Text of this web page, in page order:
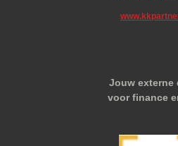
Jouw externe
voor finance